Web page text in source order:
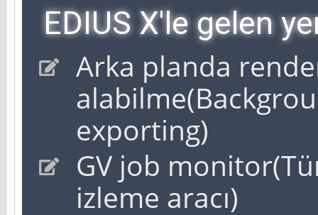
EDIUS X'le gelen
Arka planda
exporting)
GV job
izleme aracı)